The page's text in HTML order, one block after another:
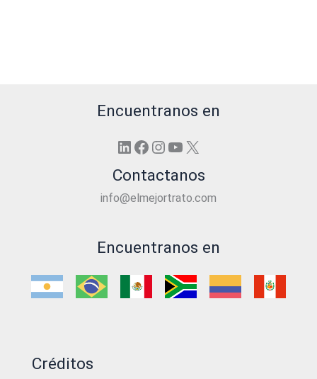
Encuentranos en
LinkedIn
Facebook
Instagram
YouTube
X
Contactanos
info@elmejortrato.com
Encuentranos en
Créditos